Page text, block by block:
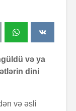
və ya
dini
və əsli